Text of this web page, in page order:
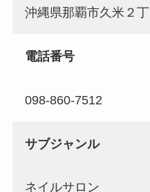
沖縄県那覇市久米２
電話番号
098-860-7512
サブジャンル
ネイルサロン